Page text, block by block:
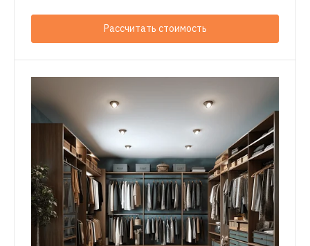
Рассчитать стоимость